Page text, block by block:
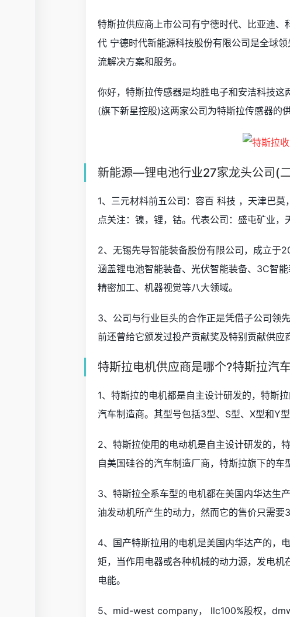
特斯拉供应商上市公司有宁德时代、比亚迪
代 宁德时代新能源科技股份有限公司是全球
流解决方案和服务。
你好，特斯拉传感器是均胜电子和安洁科技
(旗下新星控股)这两家公司为特斯拉传感器的供
新能源—锂电池行业27家龙头公司(
1、三元材料前五公司：容百 科技 ，天津巴
点关注：镍，锂，钴。代表公司：盛屯矿业，
2、无锡先导智能装备股份有限公司，成立于
涵盖锂电池智能装备、光伏智能装备、3C智
精密加工、机器视觉等八大领域。
3、公司与行业巨头的合作正是凭借子公司领
前还曾给它颁发过投产贡献奖及特别贡献供应
特斯拉电机供应商是哪个?特斯拉汽
1、特斯拉的电机都是自主设计研发的，特斯
汽车制造商。其型号包括3型、S型、X型和Y
2、特斯拉使用的电动机是自主设计研发的，
自美国硅谷的汽车制造厂商，特斯拉旗下的
3、特斯拉全系车型的电机都在美国内华达生
油发动机所产生的动力，然而它的售价只需要
4、国产特斯拉用的电机是美国内华达产的，
矩，当作用电器或各种机械的动力源，发电
电能。
5、mid-west company， llc100%股权，